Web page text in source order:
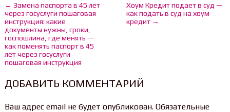
← Замена паспорта в 45 лет
через госуслуги пошаговая
инструкция: какие
документы нужны, сроки,
госпошлина, где менять —
как поменять паспорт в 45
лет через госуслуги
пошаговая инструкция
Хоум Кредит подает в суд —
как подать в суд на хоум
кредит →
ДОБАВИТЬ КОММЕНТАРИЙ
Ваш адрес email не будет опубликован.Обязательные